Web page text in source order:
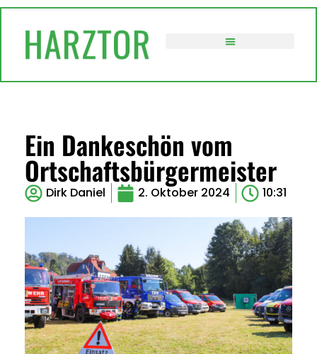
Ein Dankeschön vom
Ortschaftsbürgermeister
Dirk Daniel 2. Oktober 2024 10:31